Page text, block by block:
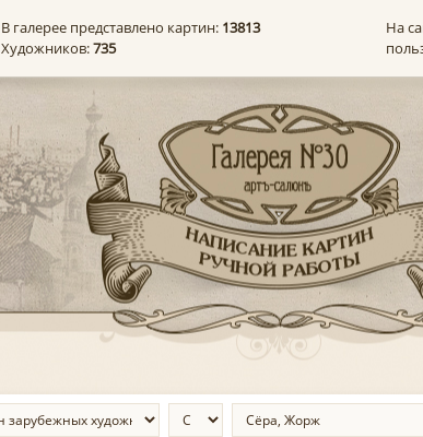
В галерее представлено картин: 13813
Художников:735
На